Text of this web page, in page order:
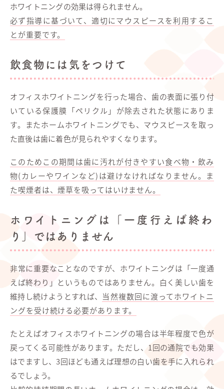
ホワイトニングの効果は得られません。
必ず指導に基づいて、適切にマウスピースを利用するこ
とが重要です。
飲食物には気をつけて
オフィスホワイトニングを行った場合、歯の表面に張り付
いている保護膜「ペリクル」が除去された状態にありま
す。またホームホワイトニングでも、マウスピースを取っ
た直後は歯に着色が見られやすくなります。
このためこの期間は歯に汚れが付きやすい食べ物・飲み
物(カレーやワインなど)は避けなければなりません。ま
た喫煙者は、煙草を吸ってはいけません。
ホワイトニングは「一度行えば終わ
り」ではありません
非常に重要なことなのですが、ホワイトニングは「一度通
えば終わり」というものではありません。白く美しい歯を
維持し続けようとすれば、 当然複数回に渡ってホワイトニ
ングを受け続ける必要があります。
たとえばオフィスホワイトニングの場合は半年程度で色が
戻ってくる可能性があります。ただし、1回の通院でも効果
はでますし、3回ほども通えば理想の白い歯を手に入れられ
るでしょう。